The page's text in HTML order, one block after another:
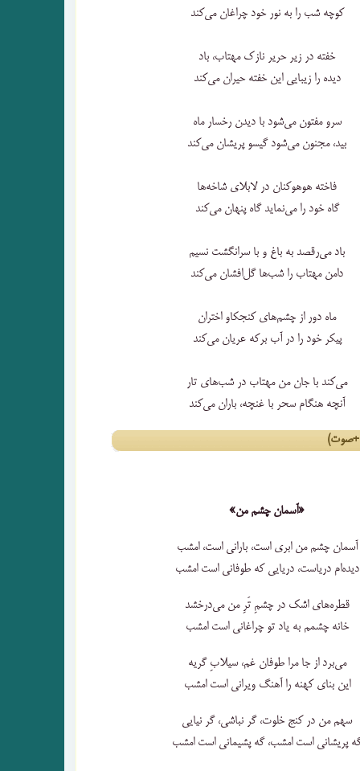
کوچه شب را به نور خود چراغان می‌کند
خفته در زیر حریر نازک مهتاب، باد
دیده را زیبایی این خفته حیران می‌کند
سرو مفتون می‌شود با دیدن رخسار ماه
بید، مجنون می‌شود گیسو پریشان می‌کند
فاخته هوهوکنان در لابلای شاخه‌ها
گاه خود را می‌نماید گاه پنهان می‌کند
باد می‌رقصد به باغ و با سرانگشت نسیم
دامن مهتاب را شب‌ها گل‌افشان می‌کند
ماه دور از چشم‌های کنجکاو اختران
پیکر خود را در آب برکه عریان می‌کند
می‌کند با جان من مهتاب در شب‌های تار
آنچه هنگام سحر با غنچه، باران می‌کند
«آسمان چشم من»
آسمان چشم من ابری است، بارانی است، امشب
دیده‌ام دریاست، دریایی که طوفانی است امشب
قطره‌های اشک در چشمِ تَرِ من می‌درخشد
خانه چشمم به یاد تو چراغانی است امشب
می‌برد از جا مرا طوفان غم، سیلابِ گریه
این بنای کهنه را آهنگ ویرانی است امشب
سهم من در کنج خلوت، گر نباشی، گر نیایی
پریشانی است امشب، گه پشیمانی است امشب